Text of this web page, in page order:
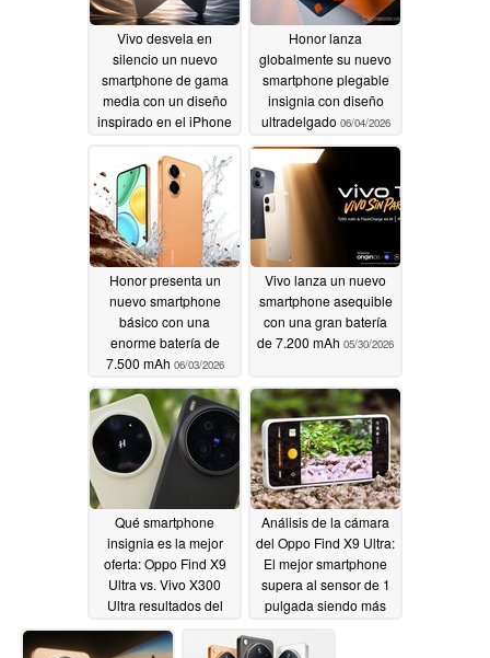
Vivo desvela en
silencio un nuevo
smartphone de gama
media con un diseño
inspirado en el iPhone
Honor lanza
globalmente su nuevo
smartphone plegable
insignia con diseño
ultradelgado 06/04/2026
Honor presenta un
nuevo smartphone
básico con una
enorme batería de
7.500 mAh 06/03/2026
Vivo lanza un nuevo
smartphone asequible
con una gran batería
de 7.200 mAh 05/30/2026
Qué smartphone
insignia es la mejor
oferta: Oppo Find X9
Ultra vs. Vivo X300
Ultra resultados del
05/29/2026
Análisis de la cámara
del Oppo Find X9 Ultra:
El mejor smartphone
supera al sensor de 1
pulgada siendo más